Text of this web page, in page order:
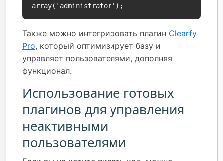
array('administrator');
Также можно интегрировать плагин Clearfy
Pro, который оптимизирует базу и
управляет пользователями, дополняя
функционал.
Использование готовых
плагинов для управления
неактивными
пользователями